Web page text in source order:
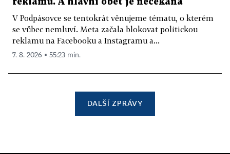
V Podpásovce se tentokrát věnujeme tématu, o kterém
se vůbec nemluví. Meta začala blokovat politickou
reklamu na Facebooku a Instagramu a...
7. 8. 2026 ▪ 55:23 min.
DALŠÍ ZPRÁVY